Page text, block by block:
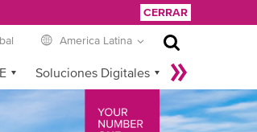
CERRAR
America Latina
Soluciones Digitales
Service Provider Login